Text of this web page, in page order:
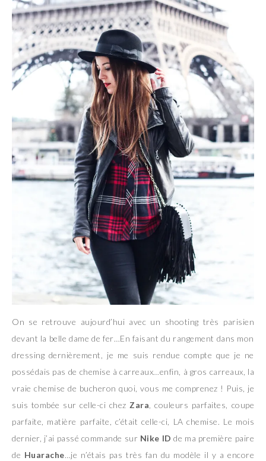
On se retrouve aujourd’hui avec un shooting très parisien
devant la belle dame de fer…En faisant du rangement dans mon
dressing dernièrement, je me suis rendue compte que je ne
possédais pas de chemise à carreaux…enfin, à gros carreaux, la
vraie chemise de bucheron quoi, vous me comprenez ! Puis, je
suis tombée sur celle-ci chezZara, couleurs parfaites, coupe
parfaite, matière parfaite, c’était celle-ci, LA chemise. Le mois
dernier, j’ai passé commande sur Nike ID de ma première paire
de Huarache…je n’étais pas très fan du modèle il y a encore